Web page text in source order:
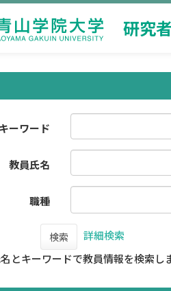
研究
キーワード
教員氏名
職種
検索
詳細検索
とキーワードで教員情報を検索し